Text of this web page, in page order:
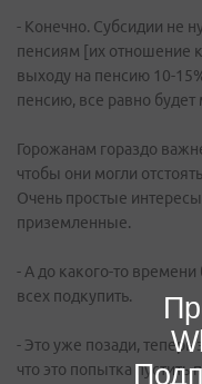
- Конечно. Субсидии не
пенсиям [их отношение
выходу на пенсию 10-
пенсию, все равно будет
Горожанам гораздо
чтобы они могли
Очень простые
приземленные.
- А до какого-то
всех подкупить.
- Это уже позади, теперь
что это попытка пустить